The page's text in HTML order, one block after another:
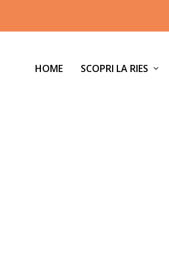
HOME SCOPRI LA RIES